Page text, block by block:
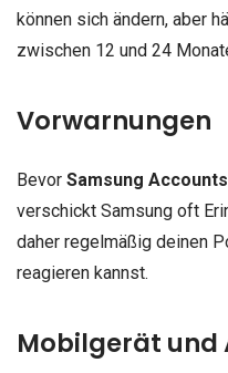
können sich ändern, aber
zwischen 12 und 24
Vorwarnungen
Bevor Samsung Accounts
verschickt Samsung oft
daher regelmäßig deinen
reagieren kannst.
Mobilgerät und